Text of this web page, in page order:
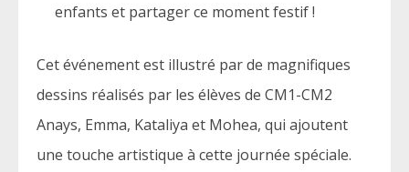
enfants et partager ce moment festif !
Cet événement est illustré par de magnifiques
dessins réalisés par les élèves de CM1-CM2
Anays, Emma, Kataliya et Mohea, qui ajoutent
une touche artistique à cette journée spéciale.